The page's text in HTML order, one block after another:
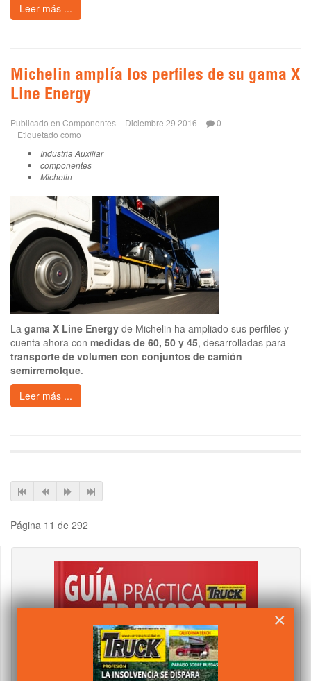
Leer más ...
Michelin amplía los perfiles de su gama X
Line Energy
Publicado en Componentes Diciembre 29 2016
0
Etiquetado como
Industria Auxiliar
componentes
Michelin
La gama X Line Energy de Michelin ha ampliado sus perfiles y
cuenta ahora con medidas de 60, 50 y 45, desarrolladas para
transporte de volumen con conjuntos de camión
semirremolque.
Leer más ...
Página 11 de 292
×